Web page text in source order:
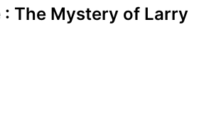
: The Mystery of Larry